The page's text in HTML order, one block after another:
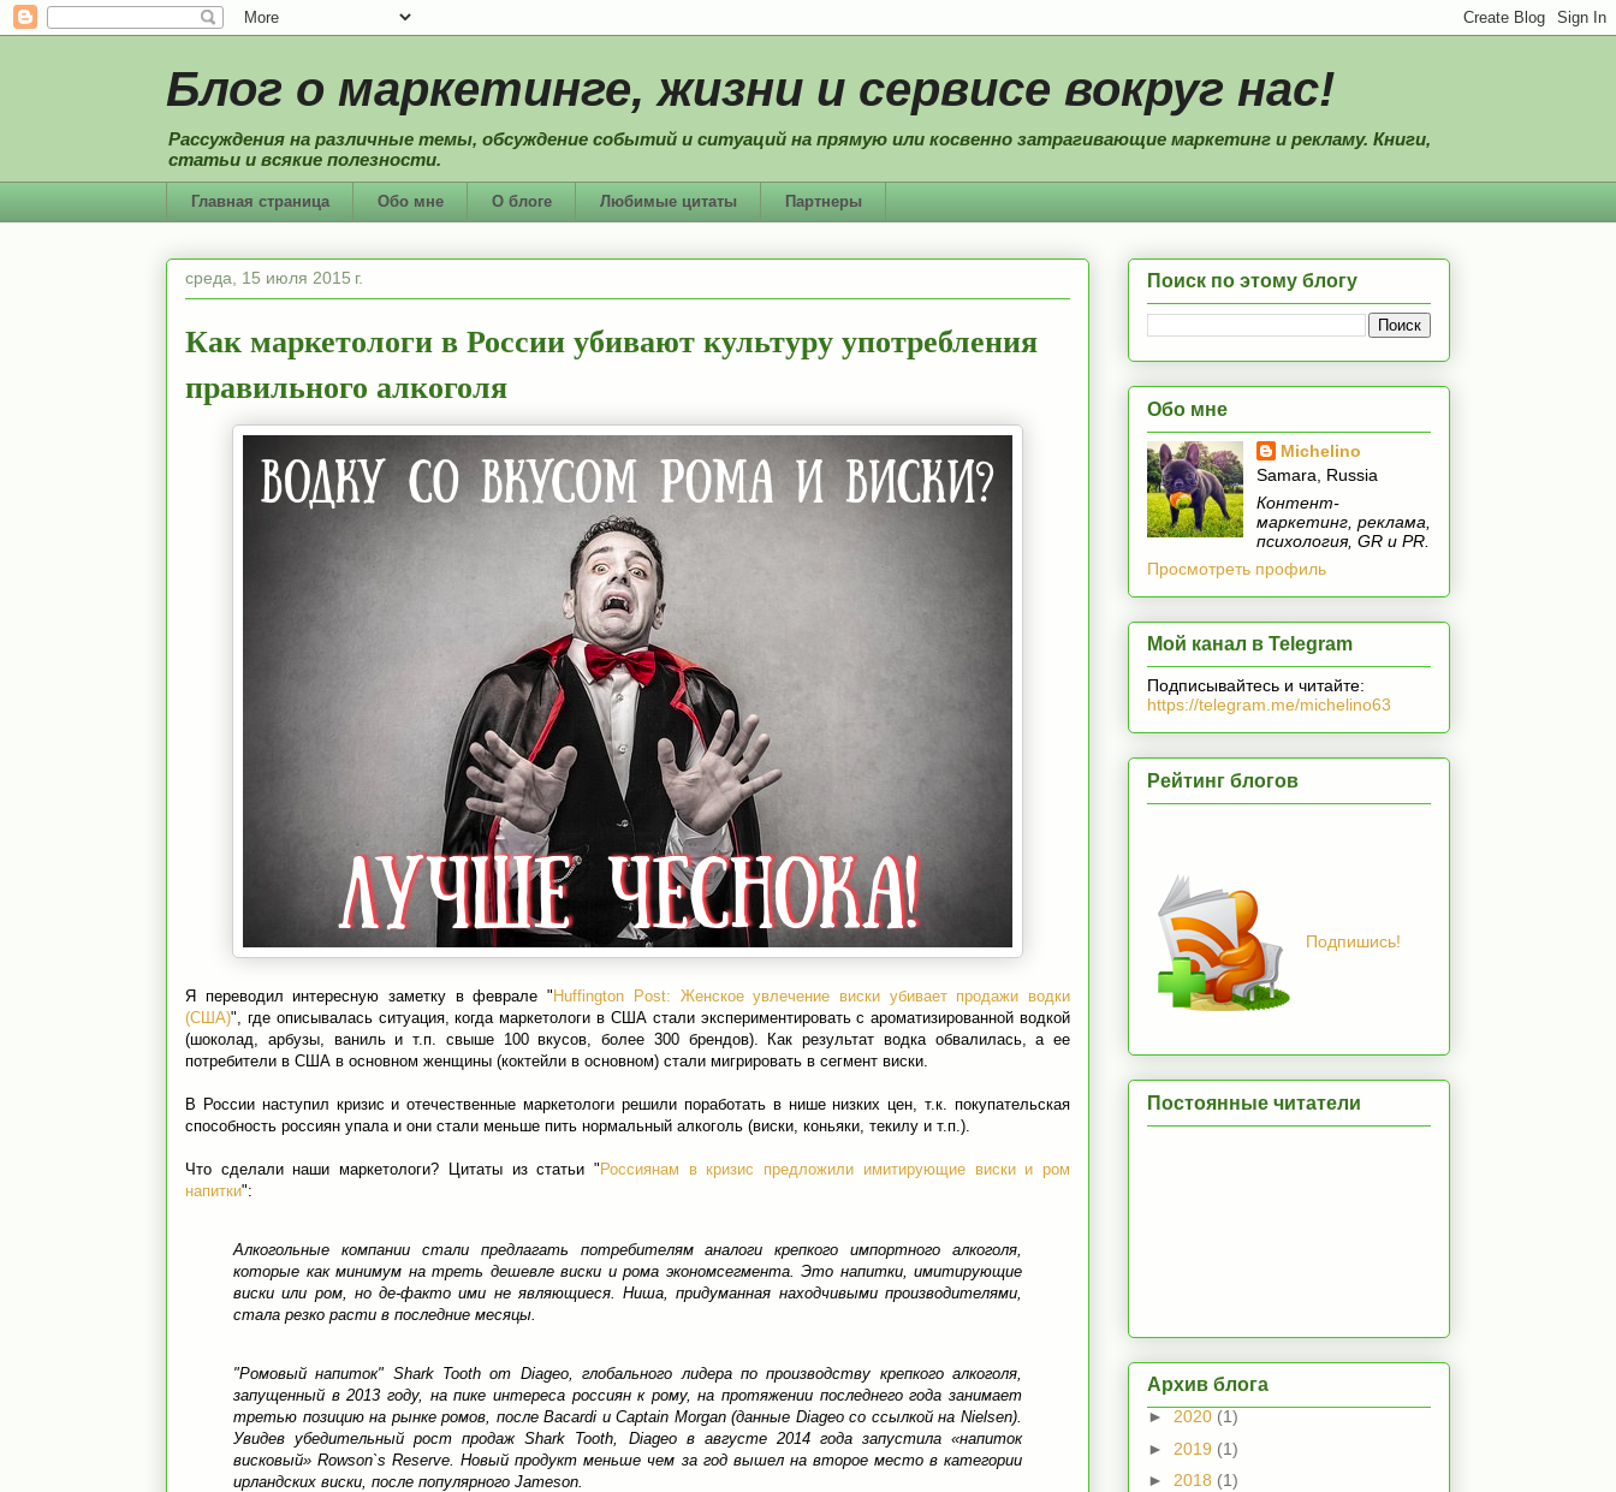
Блог о маркетинге, жизни и сервисе вокруг нас!
Рассуждения на различные темы, обсуждение событий и ситуаций на прямую или косвенно затрагивающие маркетинг и рекламу. Книги,
статьи и всякие полезности.
Главная страница Обо мне О блоге Любимые цитаты Партнеры
среда, 15 июля 2015 г.
Как маркетологи в России убивают культуру употребления
правильного алкоголя
Я переводил интересную заметку в феврале "Huffington Post: Женское увлечение виски убивает продажи водки
(США)", где описывалась ситуация, когда маркетологи в США стали экспериментировать с ароматизированной водкой
(шоколад, арбузы, ваниль и т.п. свыше 100 вкусов, более 300 брендов). Как результат водка обвалилась, а ее
потребители в США в основном женщины (коктейли в основном) стали мигрировать в сегмент виски.
В России наступил кризис и отечественные маркетологи решили поработать в нише низких цен, т.к. покупательская
способность россиян упала и они стали меньше пить нормальный алкоголь (виски, коньяки, текилу и т.п.).
Что сделали наши маркетологи? Цитаты из статьи "Россиянам в кризис предложили имитирующие виски и ром
напитки":
Алкогольные компании стали предлагать потребителям аналоги крепкого импортного алкоголя,
которые как минимум на треть дешевле виски и рома экономсегмента. Это напитки, имитирующие
виски или ром, но де-факто ими не являющиеся. Ниша, придуманная находчивыми производителями,
стала резко расти в последние месяцы.
"Ромовый напиток" Shark Tooth от Diageo, глобального лидера по производству крепкого алкоголя,
запущенный в 2013 году, на пике интереса россиян к рому, на протяжении последнего года занимает
третью позицию на рынке ромов, после Bacardi и Captain Morgan (данные Diageo со ссылкой на Nielsen).
Увидев убедительный рост продаж Shark Tooth, Diageo в августе 2014 года запустила «напиток
висковый» Rowson`s Reserve. Новый продукт меньше чем за год вышел на второе место в категории
ирландских виски, после популярного Jameson.
Поиск по этому блогу
Обо мне
Michelino
Samara, Russia
Контент-
маркетинг, реклама,
психология, GR и PR.
Просмотреть профиль
Мой канал в Telegram
Подписывайтесь и читайте:
https://telegram.me/michelino63
Рейтинг блогов
Подпишись!
Постоянные читатели
Архив блога
► 2020 (1)
► 2019 (1)
► 2018 (1)